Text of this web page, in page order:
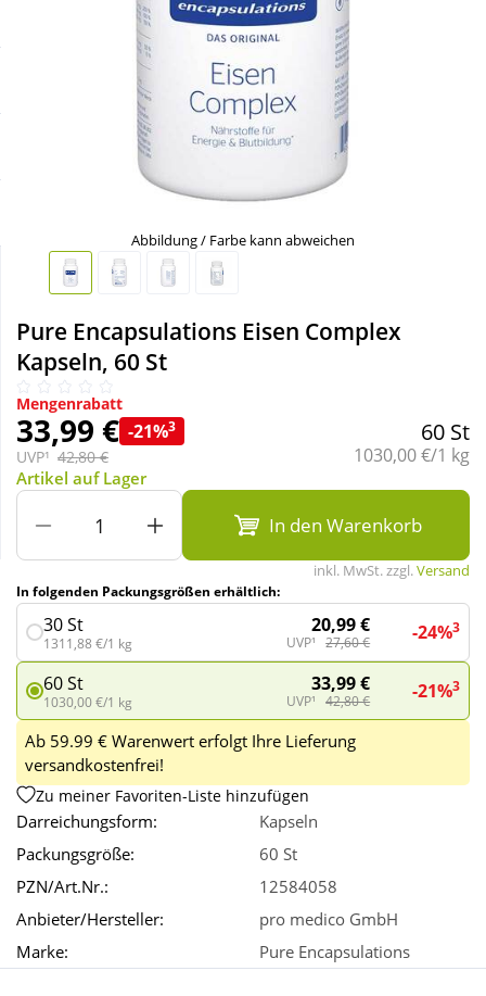
Körperpflege & Kosmetik
Natur & Homöopathie
Sanitätshaus
Sport & Fitness
Tierbedarf
Abbildung / Farbe kann abweichen
Pure Encapsulations Eisen Complex
Kapseln, 60 St
Mengenrabatt
33,99 € -21%3
UVP¹ 42,80 €
60 St
Grundpreis:
1030,00 €/1 kg
Artikel auf Lager
In den Warenkorb
inkl. MwSt. zzgl.Versand
In folgenden Packungsgrößen erhältlich:
30 St
1311,88 €/1 kg
20,99 €
UVP¹ 27,60 € -24%3
60 St
1030,00 €/1 kg
33,99 €
UVP¹ 42,80 € -21%3
Ab 59.99 € Warenwert erfolgt Ihre Lieferung
versandkostenfrei!
Zu meiner Favoriten-Liste hinzufügen
Darreichungsform:
Kapseln
Packungsgröße:
60 St
PZN/Art.Nr.:
12584058
Anbieter/Hersteller:
pro medico GmbH
Marke:
Pure Encapsulations